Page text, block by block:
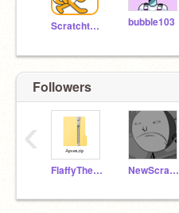
Scratchteam bubble103
Followers
FlaffyTheBest NewScratchPapayrus
‹